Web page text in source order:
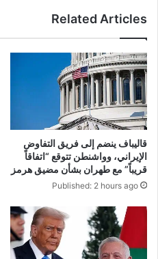
Related Articles
قاليباف ينضم إلى فريق التفاوض
الإيراني، وواشنطن تتوقع “اتفاقاً
قريباً” مع طهران بشأن مضيق هرمز
Published: 2 hours ago